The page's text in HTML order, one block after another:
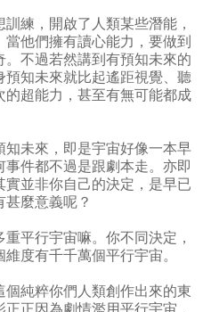
練，開啟了人類某些潛能，
他們擁有讀心能力，要做到
。不過若然講到有預知未來的
知未來就比起遙距視覺、聽
超能力，甚至有無可能都成
未來，即是宇宙好像一本早
件都不過是跟劇本走。亦即
並非你自己的決定，是早已
麼意義呢？
平行宇宙嘛。你不同決定，
度有千千萬個平行宇宙。
純粹你們人類創作出來的東
正因為劇情濫用平行宇宙，